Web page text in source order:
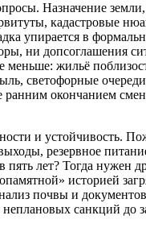
Назначение
кадастровые
упирается в
ни допсоглашения
меньше: жильё
светофорные
ранним окончанием
и устойчивость.
резервное
пять лет? Тогда нужен
историей
почвы и
санкций до